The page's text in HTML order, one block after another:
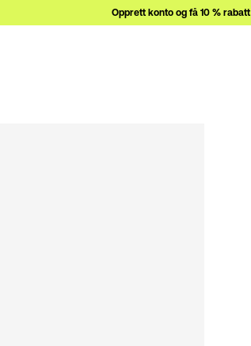
Opprett konto og få 10 % rabatt